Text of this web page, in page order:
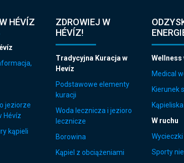
HÉVÍZ
jeziorze
Hévíz
kąpieli
ZDROWIEJ W
HÉVÍZ!
Tradycyjna Kuracja w
Hevíz
Podstawowe elementy
kuracji
Woda lecznicza i jezioro
lecznicze
Borowina
Kąpiel z obciążeniami
Wellness
Medical
Kierunek
W ruchu
Sporty